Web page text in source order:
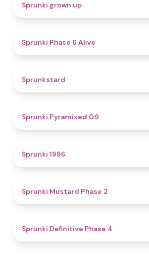
Sprunki grown up
Sprunki Phase 6 Alive
Sprunkstard
Sprunki Pyramixed 0.9
Sprunki 1996
Sprunki Mustard Phase 2
Sprunki Definitive Phase 4